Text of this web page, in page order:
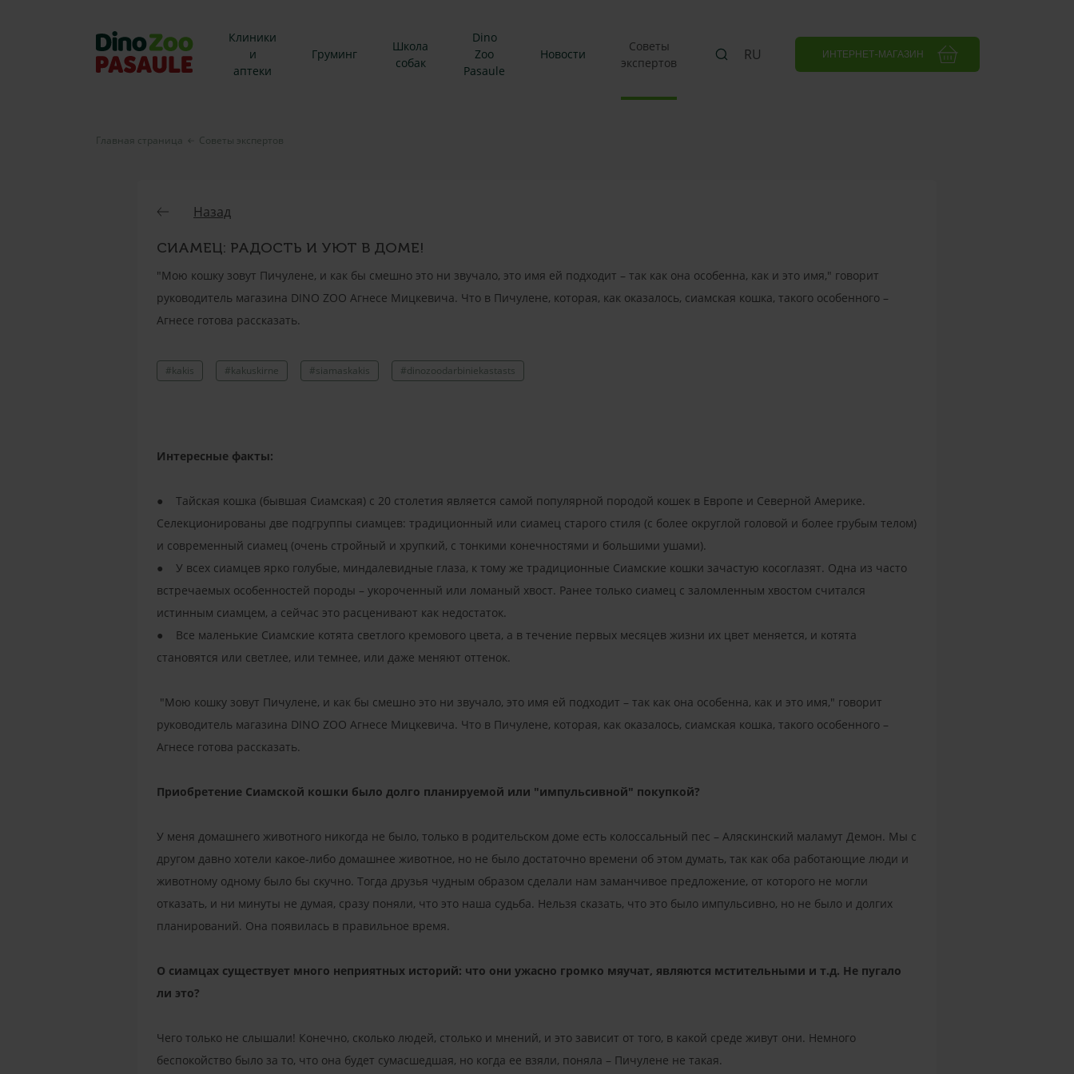
Клиники
и
аптеки
Груминг
Школа
собак
Dino
Zoo
Pasaule
Новости
Советы
экспертов
RU ИНТЕРНЕТ-МАГАЗИН
Главная страница Советы экспертов
Назад
СИАМЕЦ: РАДОСТЬ И УЮТ В ДОМЕ!
"Мою кошку зовут Пичулене, и как бы смешно это ни звучало, это имя ей подходит – так как она особенна, как и это имя," говорит
руководитель магазина DINO ZOO Агнесе Мицкевича. Что в Пичулене, которая, как оказалось, сиамская кошка, такого особенного –
Агнесе готова рассказать.
#kakis #kakuskirne #siamaskakis #dinozoodarbiniekastasts
Интересные факты:
● Тайская кошка (бывшая Сиамская) с 20 столетия является самой популярной породой кошек в Европе и Северной Америке.
Селекционированы две подгруппы сиамцев: традиционный или сиамец старого стиля (с более округлой головой и более грубым телом)
и современный сиамец (очень стройный и хрупкий, с тонкими конечностями и большими ушами).
● У всех сиамцев ярко голубые, миндалевидные глаза, к тому же традиционные Сиамские кошки зачастую косоглазят. Одна из часто
встречаемых особенностей породы – укороченный или ломаный хвост. Ранее только сиамец с заломленным хвостом считался
истинным сиамцем, а сейчас это расценивают как недостаток.
● Все маленькие Сиамские котята светлого кремового цвета, а в течение первых месяцев жизни их цвет меняется, и котята
становятся или светлее, или темнее, или даже меняют оттенок.
"Мою кошку зовут Пичулене, и как бы смешно это ни звучало, это имя ей подходит – так как она особенна, как и это имя," говорит
руководитель магазина DINO ZOO Агнесе Мицкевича. Что в Пичулене, которая, как оказалось, сиамская кошка, такого особенного –
Агнесе готова рассказать.
Приобретение Сиамской кошки было долго планируемой или "импульсивной" покупкой?
У меня домашнего животного никогда не было, только в родительском доме есть колоссальный пес – Аляскинский маламут Демон. Мы с
другом давно хотели какое-либо домашнее животное, но не было достаточно времени об этом думать, так как оба работающие люди и
животному одному было бы скучно. Тогда друзья чудным образом сделали нам заманчивое предложение, от которого не могли
отказать, и ни минуты не думая, сразу поняли, что это наша судьба. Нельзя сказать, что это было импульсивно, но не было и долгих
планирований. Она появилась в правильное время.
О сиамцах существует много неприятных историй: что они ужасно громко мяучат, являются мстительными и т.д. Не пугало
ли это?
Чего только не слышали! Конечно, сколько людей, столько и мнений, и это зависит от того, в какой среде живут они. Немного
беспокойство было за то, что она будет сумасшедшая, но когда ее взяли, поняла – Пичулене не такая.